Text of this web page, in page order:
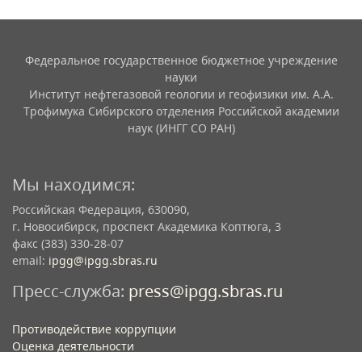
Федеральное государственное бюджетное учреждение
науки
Институт нефтегазовой геологии и геофизики им. А.А.
Трофимука Сибирского отделения Российской академии
наук (ИНГГ СО РАН)
Мы находимся:
Российская Федерация, 630090,
г. Новосибирск, проспект Академика Коптюга, 3
факс (383) 330-28-07
email: ipgg@ipgg.sbras.ru
Пресс-служба: press@ipgg.sbras.ru
Противодействие коррупции
Оценка деятельности